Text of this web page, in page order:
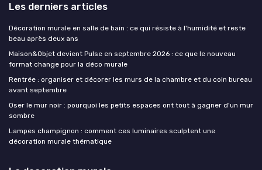
Les derniers articles
Décoration murale en salle de bain : ce qui résiste à l'humidité et reste
beau après deux ans
Maison&Objet devient Pulse en septembre 2026 : ce que le nouveau
format change pour la déco murale
Rentrée : organiser et décorer les murs de la chambre et du coin bureau
avant septembre
Oser le mur noir : pourquoi les petits espaces ont tout à gagner d'un mur
sombre
Lampes champignon : comment ces luminaires sculptent une
décoration murale thématique